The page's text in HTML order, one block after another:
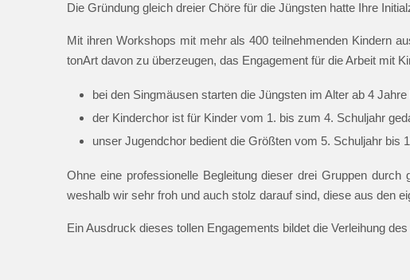
Die Gründung gleich dreier Chöre für die Jüngsten hatte Ihre
Mit ihren Workshops mit mehr als 400 teilnehmenden Kindern
tonArt davon zu überzeugen, das Engagement für die Arbeit mit
bei den Singmäusen starten die Jüngsten im Alter ab 4
der Kinderchor ist für Kinder vom 1. bis zum 4. Schuljahr
unser Jugendchor bedient die Größten vom 5. Schuljahr bis
Ohne eine professionelle Begleitung dieser drei Gruppen
weshalb wir sehr froh und auch stolz darauf sind, diese aus den
Ein Ausdruck dieses tollen Engagements bildet die Verleihung des